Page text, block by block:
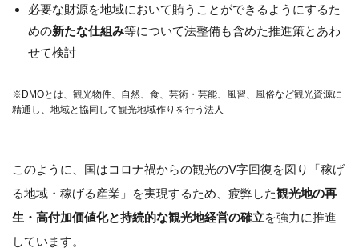
必要な財源を地域において賄うことができるようにするた
めの新たな仕組み等について法整備も含めた推進策とあわ
せて検討
※DMOとは、観光物件、自然、食、芸術・芸能、風習、風俗など観光資源に
精通し、地域と協同して観光地域作りを行う法人
このように、国はコロナ禍からの観光のV字回復を図り「稼げ
る地域・稼げる産業」を実現するため、疲弊した観光地の再
生・高付加価値化と持続的な観光地経営の確立を強力に推進
しています。